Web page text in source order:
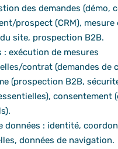
des demandes (démo,
prospect (CRM), mesure
site, prospection B2B.
: exécution de mesures
contrat (demandes de
(prospection B2B,
consentement
données : identité,
données de navigation.